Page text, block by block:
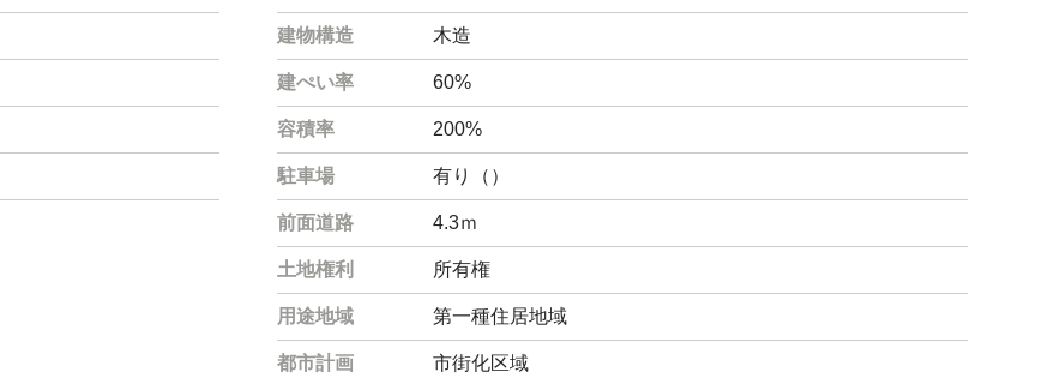
建物構造 木造
建ぺい率 60%
容積率 200%
駐車場 有り（）
前面道路 4.3ｍ
土地権利 所有権
用途地域 第一種住居地域
都市計画 市街化区域